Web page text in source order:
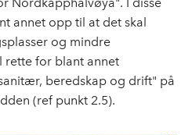
annet opp til at det skal
og mindre
rette for blant annet
beredskap og drift" på
(ref punkt 2.5).